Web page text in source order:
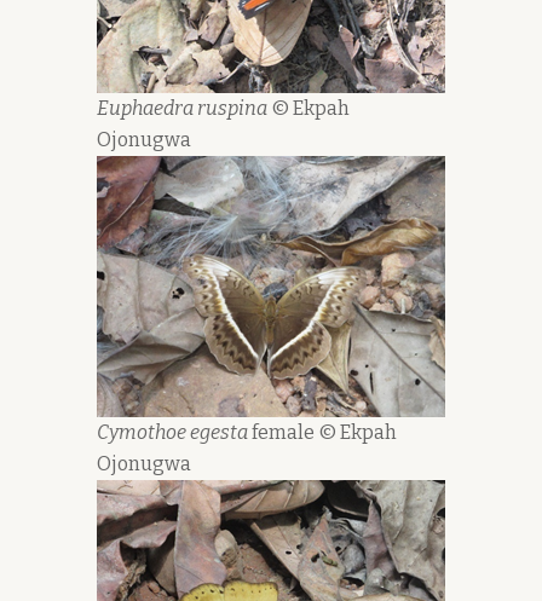
Euphaedra ruspina © Ekpah
Ojonugwa
Cymothoe egestafemale © Ekpah
Ojonugwa